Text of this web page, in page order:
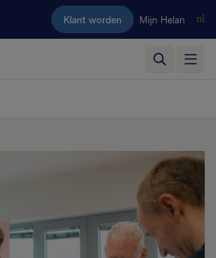
Ga naar de hoofdinhoud
Klant worden Mijn Helan nl